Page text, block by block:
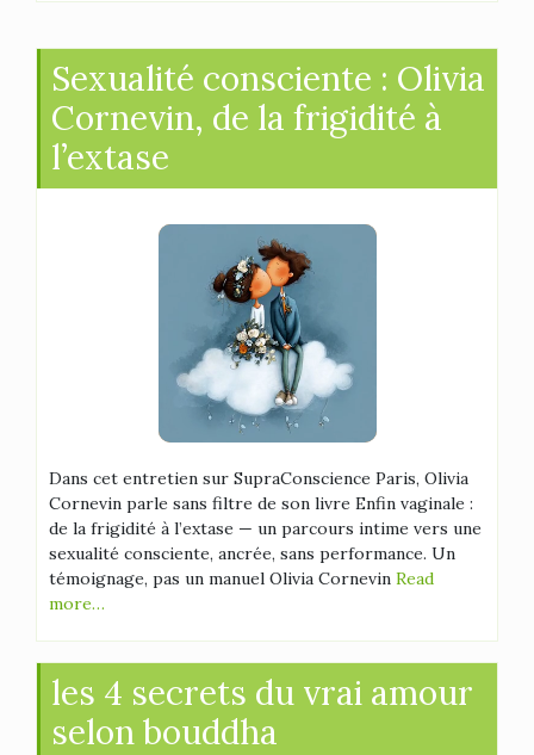
Sexualité consciente : Olivia
Cornevin, de la frigidité à
l’extase
Dans cet entretien sur SupraConscience Paris, Olivia
Cornevin parle sans filtre de son livre Enfin vaginale :
de la frigidité à l’extase — un parcours intime vers une
sexualité consciente, ancrée, sans performance. Un
témoignage, pas un manuel Olivia Cornevin Read
more…
les 4 secrets du vrai amour
selon bouddha